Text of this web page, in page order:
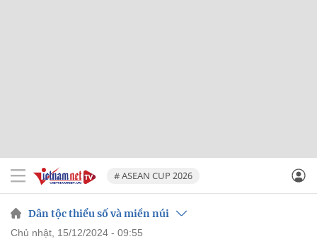
# ASEAN CUP 2026
Dân tộc thiểu số và miền núi
chủ nhật, 15/12/2024 - 09:55